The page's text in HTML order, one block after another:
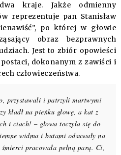
kraje. Jakże odmienny
reprezentuje pan Stanisław
po której w głowie
obraz bezprawnych
Jest to zbiór opowieści
dokonanym z zawiści i
człowieczeństwa.
przystawali i patrzyli martwymi
kładł na pieńku głowę, a kat z
i ciach! – głowa toczyła się do
widma i butami odsuwały na
pracowała pełną parą. Ci,